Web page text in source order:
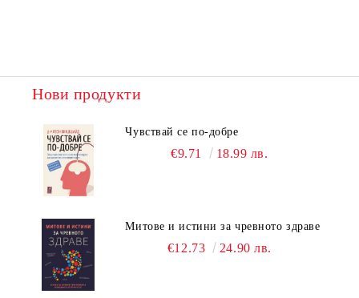
Нови продукти
Чувствай се по-добре
€9.71 18.99 лв.
Митове и истини за чревното здраве
€12.73 24.90 лв.